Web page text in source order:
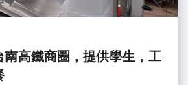
高鐵商圈，提供學生，工